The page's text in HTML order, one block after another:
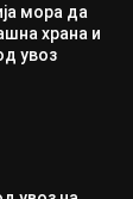
мора да
храна и
увоз